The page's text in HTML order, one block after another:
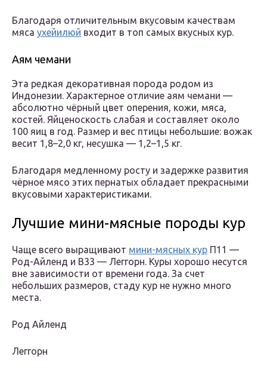
Благодаря отличительным вкусовым качествам
мяса ухейилюй входит в топ самых вкусных кур.
Аям чемани
Эта редкая декоративная порода родом из
Индонезии. Характерное отличие аям чемани —
абсолютно чёрный цвет оперения, кожи, мяса,
костей. Яйценоскость слабая и составляет около
100 яиц в год. Размер и вес птицы небольшие: вожак
весит 1,8–2,0 кг, несушка — 1,2–1,5 кг.
Благодаря медленному росту и задержке развития
чёрное мясо этих пернатых обладает прекрасными
вкусовыми характеристиками.
Лучшие мини-мясные породы кур
Чаще всего выращивают мини-мясных кур П11 —
Род-Айленд и B33 — Леггорн. Куры хорошо несутся
вне зависимости от времени года. За счет
небольших размеров, стаду кур не нужно много
места.
Род Айленд
Леггорн